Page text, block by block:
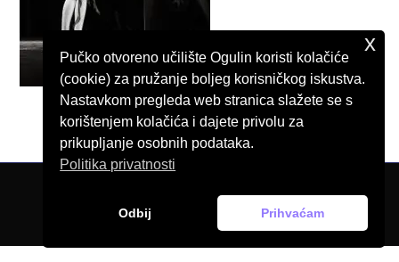
© Pučko otvoreno učilište Ogulin, 2026.
Pučko otvoreno učilište Ogulin koristi kolačiće
(cookie) za pružanje boljeg korisničkog iskustva.
Nastavkom pregleda web stranica slažete se s
korištenjem kolačića i dajete privolu za
prikupljanje osobnih podataka.
Politika privatnosti
Odbij Prihvaćam
x